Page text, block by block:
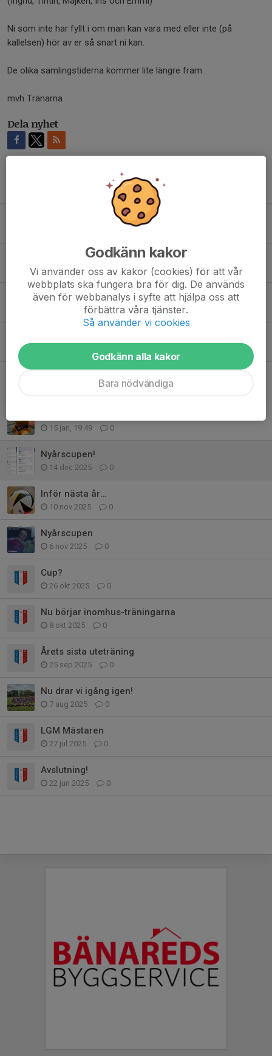
Ni som inte har fyllt i om man kan vara med eller inte (på
kallelsen) hör av er så snart ni kan.
De olika samlingstiderna kommer lite längre fram.
mvh Tränarna
Dela nyhet
Sammandrag för de födda 2019 23/5
17 maj, 16:18 0
Sammandrag
24 apr, 16:50 0
0
15 jan, 19:49 0
Nyårscupen!
14 dec 2025 0
Inför nästa år…
10 nov 2025 0
Nyårscupen
6 nov 2025 0
Cup?
26 okt 2025 0
Nu börjar inomhus-träningarna
8 okt 2025 0
Årets sista uteträning
25 sep 2025 0
Nu drar vi igång igen!
7 aug 2025 0
LGM Mästaren
27 jul 2025 0
Avslutning!
22 jun 2025 0
Godkänn kakor
Vi använder oss av kakor (cookies) för att vår
webbplats ska fungera bra för dig. De används
även för webbanalys i syfte att hjälpa oss att
förbättra våra tjänster.
Så använder vi cookies
Godkänn alla kakor
Bara nödvändiga